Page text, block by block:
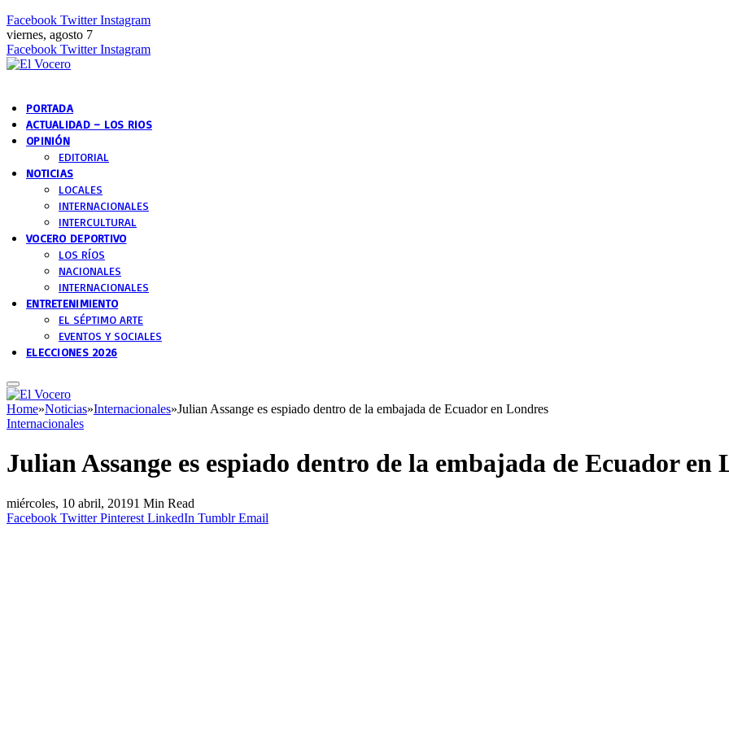
Facebook Twitter Instagram
viernes, agosto 7
Facebook Twitter Instagram
PORTADA
ACTUALIDAD – LOS RIOS
OPINIÓN
EDITORIAL
NOTICIAS
LOCALES
INTERNACIONALES
INTERCULTURAL
VOCERO DEPORTIVO
LOS RÍOS
NACIONALES
INTERNACIONALES
ENTRETENIMIENTO
EL SÉPTIMO ARTE
EVENTOS Y SOCIALES
ELECCIONES 2026
Home»Noticias»Internacionales»Julian Assange es espiado dentro de la embajada de Ecuador en Londres
Internacionales
Julian Assange es espiado dentro de la embajada de Ecuador en
miércoles, 10 abril, 20191 Min Read
Facebook Twitter Pinterest LinkedIn Tumblr Email